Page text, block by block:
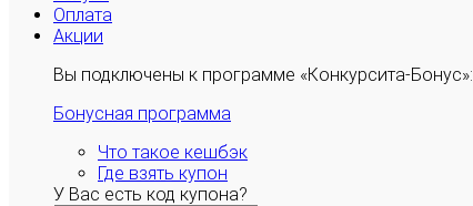
Оплата
Акции
Вы подключены к программе «Конкурсита-Бонус»:
Бонусная программа
Что такое кешбэк
Где взять купон
У Вас есть код купона?